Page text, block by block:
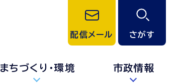
配信メール さがす
まちづくり・環境 市政情報